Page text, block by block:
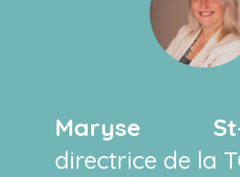
Maryse St-
directrice de la